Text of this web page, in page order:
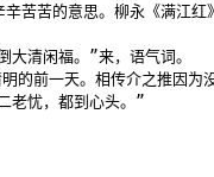
苦苦的意思。柳永《满江
清闲福。”来，语气词。
的前一天。相传介之推因
老忧，都到心头。”